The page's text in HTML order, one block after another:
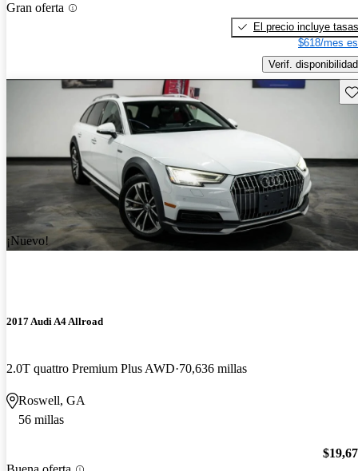
Gran oferta
El precio incluye tasas
$618/mes
Verif. disponibilidad
¡Nuevo!
2017 Audi A4 Allroad
2.0T quattro Premium Plus AWD 70,636 millas
Roswell, GA
56 millas